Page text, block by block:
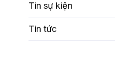
Tin sự kiện
Tin tức